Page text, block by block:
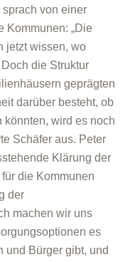
von einer
Kommunen: „Die
jetzt wissen, wo
die Struktur
geprägten
darüber besteht, ob
könnten, wird es noch
Schäfer aus. Peter
Klärung der
die Kommunen
der
machen wir uns
es
und Bürger gibt, und